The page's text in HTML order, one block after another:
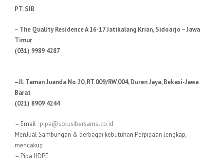
PT. SIB
– The Quality Residence A 16-17 Jatikalang Krian, Sidoarjo – Jawa
Timur
(031) 9989 4287
–Jl. Taman Juanda No.20, RT.009/RW.004, Duren Jaya, Bekasi-Jawa
Barat
(021) 8909 4244
– Email : pipa@solusibersama.co.id
MenJual Sambungan & berbagai kebutuhan Perpipaan lengkap,
mencakup :
– Pipa HDPE